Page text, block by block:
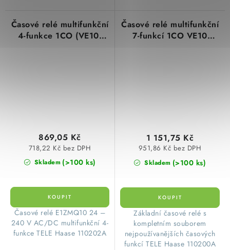
Časové relé multifunkční
4-funkce 1CO (VE10)
Skladem (>100 ks)
718,22 Kč bez DPH
869,05 Kč
​Časové relé E1ZMQ10 24 –
240 V AC/DC multifunkční 4-
funkce TELE Haase 110202A
Časové relé multifunkční
7-funkcí 1CO VE10
Skladem (>100 ks)
951,86 Kč bez DPH
1 151,75 Kč
​Základní časové relé s
kompletním souborem
nejpoužívanějších časových
funkcí TELE Haase 110200A